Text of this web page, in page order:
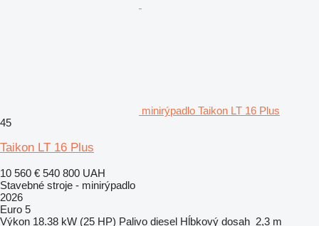
minirýpadlo Taikon LT 16 Plus
45
Taikon LT 16 Plus
10 560 € 540 800 UAH
Stavebné stroje - minirýpadlo
2026
Euro 5
Výkon 18.38 kW (25 HP) Palivo diesel Hĺbkový dosah 2,3 m